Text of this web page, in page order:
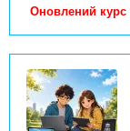
Оновлений курс